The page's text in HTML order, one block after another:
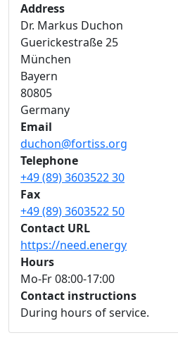
Address
Dr. Markus Duchon
Guerickestraße 25
München
Bayern
80805
Germany
Email
duchon@fortiss.org
Telephone
+49 (89) 3603522 30
Fax
+49 (89) 3603522 50
Contact URL
https://need.energy
Hours
Mo-Fr 08:00-17:00
Contact instructions
During hours of service.